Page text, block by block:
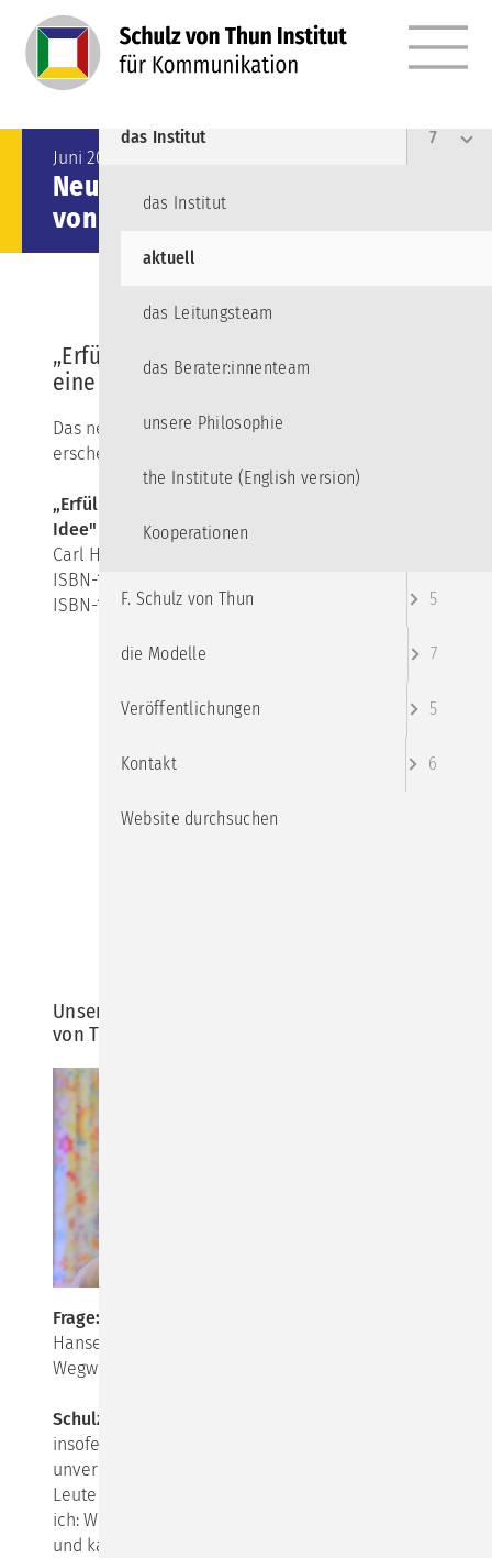
Juni 2021
Neues Buch von Friedemann Schulz
von Thun: „Erfülltes Leben"
„Erfülltes Leben - ein kleines Modell für
eine große Idee"
Das neue Buch von Friedemann Schulz von Thun
erscheint am 26.07.2021:
„Erfülltes Leben - ein kleines Modell für eine große
Idee"
Carl Hanser Verlag (26.07.2021)
ISBN-13 ‏ : ‎ 978-3446271456
Unser Interview zum neuen Buch von Schulz
von Thun
Frage:
Hanser Verlag. „Erfülltes Leben“ - ist das ein neuer
Wegweiser für Zeiten der Pandemie?
Schulz von Thun:
insofern etwas zu tun, als im letzten Jahr leider und
unverhofft viele Termine ausgefallen sind, und alte
Leute sollten möglichst zu Hause bleiben. Da dachte
ich: Wie kann ich aus der Not eine Tugend machen? -
und kam auf die Idee, meinen Vortrag zu diesem
MENÜ
das Institut 7
das Institut
aktuell
das Leitungsteam
das Berater:innenteam
unsere Philosophie
the Institute (English version)
Kooperationen
F. Schulz von Thun 5
die Modelle 7
Veröffentlichungen 5
Kontakt 6
Website durchsuchen